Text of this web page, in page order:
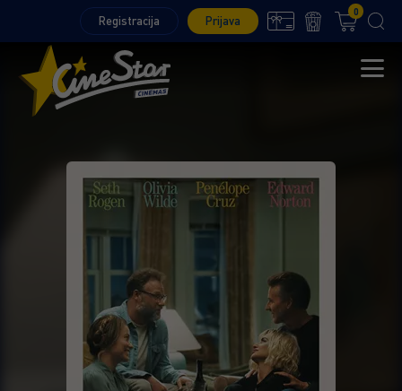
Registracija Prijava
0